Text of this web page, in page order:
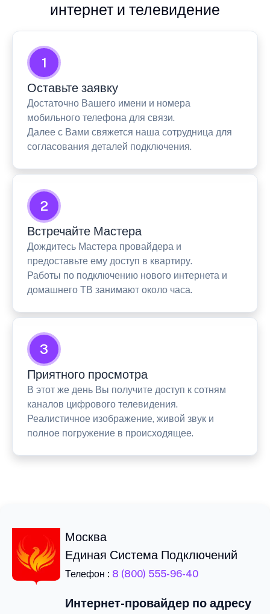
интернет и телевидение
1
Оставьте заявку
Достаточно Вашего имени и номера
мобильного телефона для связи.
Далее с Вами свяжется наша сотрудница для
согласования деталей подключения.
2
Встречайте Мастера
Дождитесь Мастера провайдера и
предоставьте ему доступ в квартиру.
Работы по подключению нового интернета и
домашнего ТВ занимают около часа.
3
Приятного просмотра
В этот же день Вы получите доступ к сотням
каналов цифрового телевидения.
Реалистичное изображение, живой звук и
полное погружение в происходящее.
Москва
Единая Система Подключений
Телефон : 8 (800) 555-96-40
Интернет-провайдер по адресу